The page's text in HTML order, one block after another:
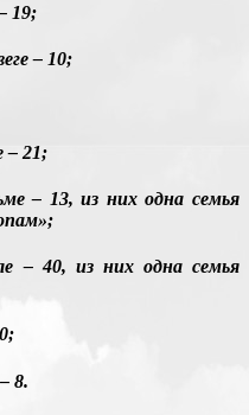
19;
– 10;
– 21;
– 13, из них одна семья
– 40, из них одна семья
8.